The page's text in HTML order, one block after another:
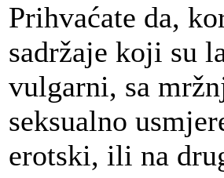
Prihvaćate da,
sadržaje koji su
vulgarni, sa
seksualno
erotski, ili na